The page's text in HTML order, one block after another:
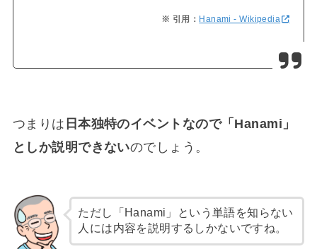
Hanami - Wikipedia
つまりは 日本独特のイベントなので「Hanami」
としか説明できないのでしょう。
ただし「Hanami」という単語を知らない
人には内容を説明するしかないですね。